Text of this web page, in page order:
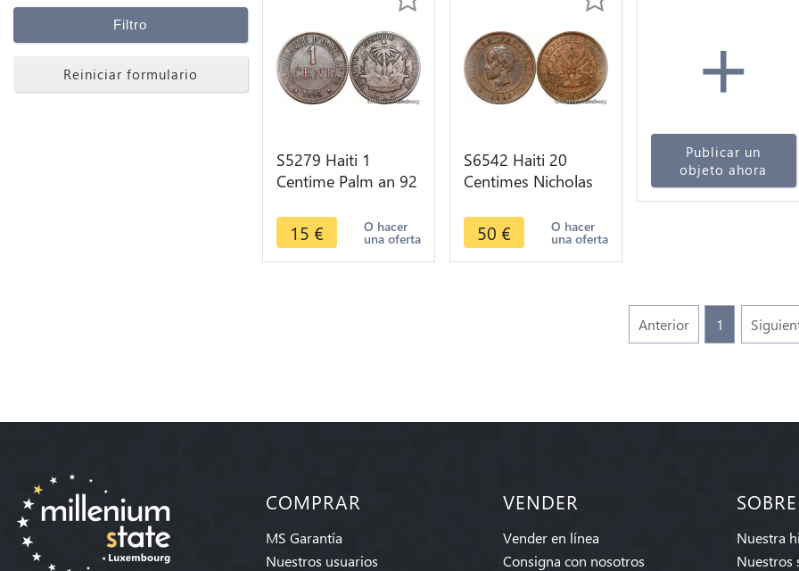
Filtro
Reiniciar formulario
S5279 Haiti 1
Centime Palm an 92
Offre
15 € O hacer
una oferta
S6542 Haiti 20
Centimes Nicholas
Heaton Birmingham
1863
50 € O hacer
una oferta
+
Publicar un
objeto ahora
Anterior 1
COMPRAR
MS Garantía
Nuestros usuarios
VENDER
Vender en línea
Consigna con nosotros
Nuestra
Nuestros